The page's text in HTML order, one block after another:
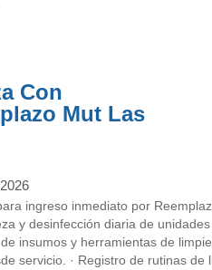
Con
Mut Las
ingreso inmediato por
y desinfección diaria de unidades
insumos y herramientas de
servicio. · Registro de rutinas de